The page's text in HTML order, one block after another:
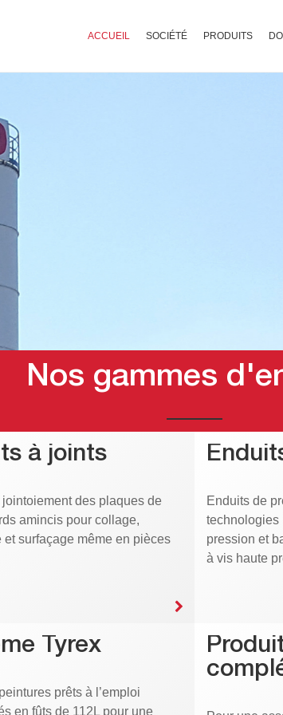
ACCUEIL SOCIÉTÉ PRODUITS
Nos gammes
à joints
jointoiement des plaques de
amincis pour collage,
et surfaçage même en pièces
Enduits de
technologies
pression et
à vis haute
Tyrex
prêts à l’emploi
en fûts de 112L pour une